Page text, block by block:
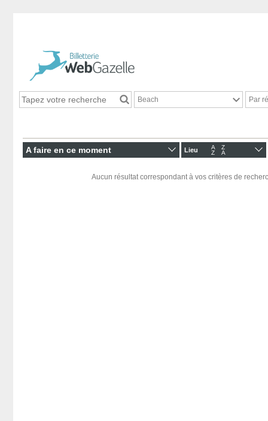
Beach Par
A faire en ce moment A
Z
Z
A
Lieu
Aucun résultat correspondant à vos critères de